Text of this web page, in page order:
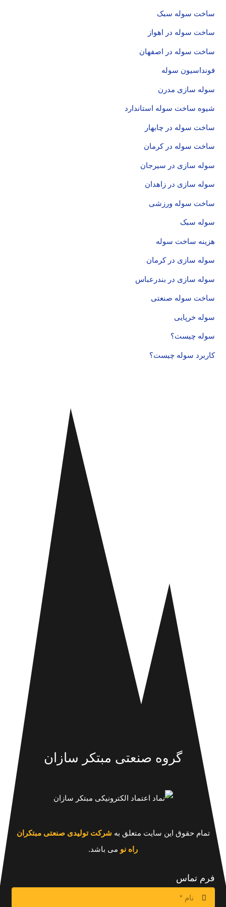
ساخت سوله سبک
ساخت سوله در اهواز
ساخت سوله در اصفهان
فونداسیون سوله
سوله سازی مدرن
شیوه ساخت سوله استاندارد
ساخت سوله در چابهار
ساخت سوله در کرمان
سوله سازی در سیرجان
سوله سازی در زاهدان
ساخت سوله ورزشی
سوله سبک
هزینه ساخت سوله
سوله سازی در کرمان
سوله سازی در بندرعباس
ساخت سوله صنعتی
سوله خرپایی
سوله چیست؟
کاربرد سوله چیست؟
گروه صنعتی مبتکر سازان
تمام حقوق این سایت متعلق به شرکت تولیدی صنعتی مبتکران
راه نو می باشد.
فرم تماس